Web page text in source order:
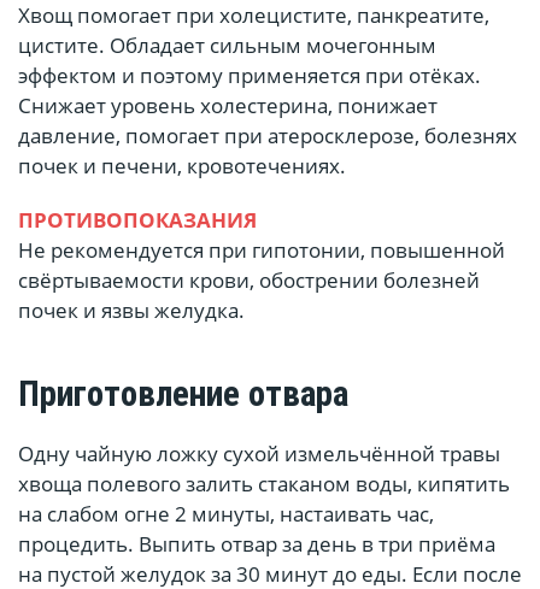
Хвощ помогает при холецистите, панкреатите,
цистите. Обладает сильным мочегонным
эффектом и поэтому применяется при отёках.
Снижает уровень холестерина, понижает
давление, помогает при атеросклерозе, болезнях
почек и печени, кровотечениях.
ПРОТИВОПОКАЗАНИЯ
Не рекомендуется при гипотонии, повышенной
свёртываемости крови, обострении болезней
почек и язвы желудка.
Приготовление отвара
Одну чайную ложку сухой измельчённой травы
хвоща полевого залить стаканом воды, кипятить
на слабом огне 2 минуты, настаивать час,
процедить. Выпить отвар за день в три приёма
на пустой желудок за 30 минут до еды. Если после